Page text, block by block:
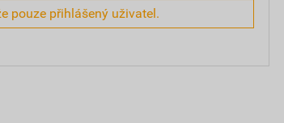
pouze přihlášený uživatel.